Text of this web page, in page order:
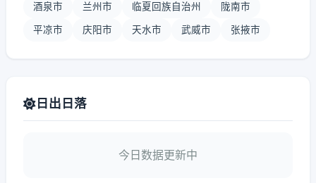
酒泉市 兰州市 临夏回族自治州 陇南市
平凉市 庆阳市 天水市 武威市 张掖市
日出日落
今日数据更新中